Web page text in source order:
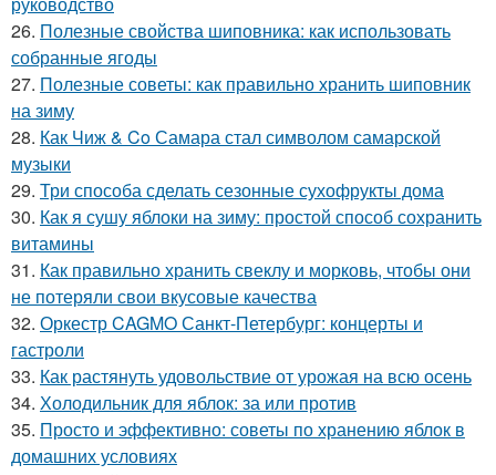
26. Полезные свойства шиповника: как использовать
собранные ягоды
27. Полезные советы: как правильно хранить шиповник
на зиму
28. Как Чиж & Co Самара стал символом самарской
музыки
29. Три способа сделать сезонные сухофрукты дома
30. Как я сушу яблоки на зиму: простой способ сохранить
витамины
31. Как правильно хранить свеклу и морковь, чтобы они
не потеряли свои вкусовые качества
32. Оркестр CAGMO Санкт-Петербург: концерты и
гастроли
33. Как растянуть удовольствие от урожая на всю осень
34. Холодильник для яблок: за или против
35. Просто и эффективно: советы по хранению яблок в
домашних условиях